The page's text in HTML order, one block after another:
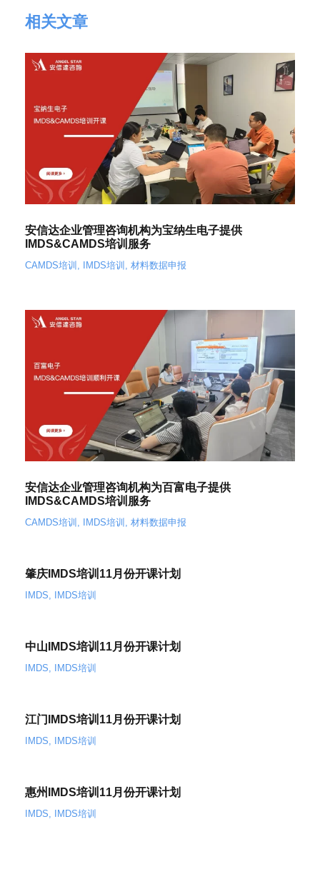
相关文章
安信达企业管理咨询机构为宝纳生电子提供
IMDS&CAMDS培训服务
CAMDS培训 , IMDS培训 , 材料数据申报
安信达企业管理咨询机构为百富电子提供
IMDS&CAMDS培训服务
CAMDS培训 , IMDS培训 , 材料数据申报
肇庆IMDS培训11月份开课计划
IMDS, IMDS培训
中山IMDS培训11月份开课计划
IMDS, IMDS培训
江门IMDS培训11月份开课计划
IMDS, IMDS培训
惠州IMDS培训11月份开课计划
IMDS, IMDS培训